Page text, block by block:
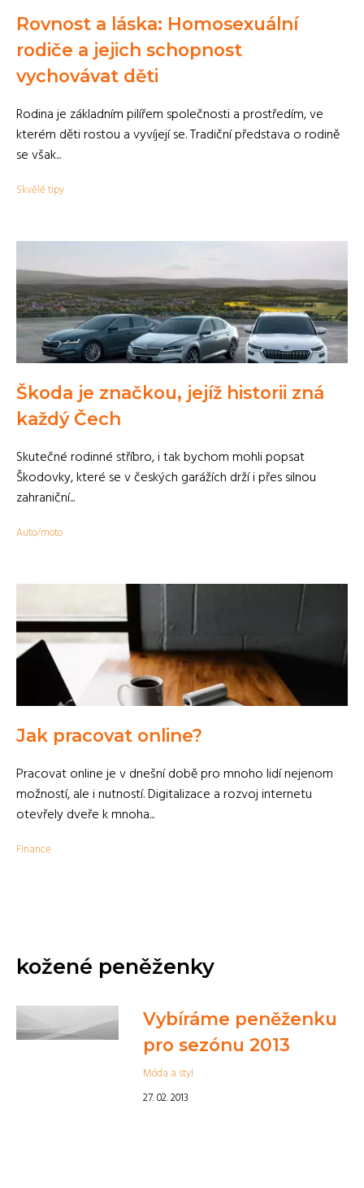
Rovnost a láska: Homosexuální
rodiče a jejich schopnost
vychovávat děti
Rodina je základním pilířem společnosti a prostředím, ve
kterém děti rostou a vyvíjejí se. Tradiční představa o rodině
se však...
Skvělé tipy
Škoda je značkou, jejíž historii zná
každý Čech
Skutečné rodinné stříbro, i tak bychom mohli popsat
Škodovky, které se v českých garážích drží i přes silnou
zahraniční...
Auto/moto
Jak pracovat online?
Pracovat online je v dnešní době pro mnoho lidí nejenom
možností, ale i nutností. Digitalizace a rozvoj internetu
otevřely dveře k mnoha...
Finance
kožené peněženky
Vybíráme peněženku
pro sezónu 2013
Móda a styl
27. 02. 2013